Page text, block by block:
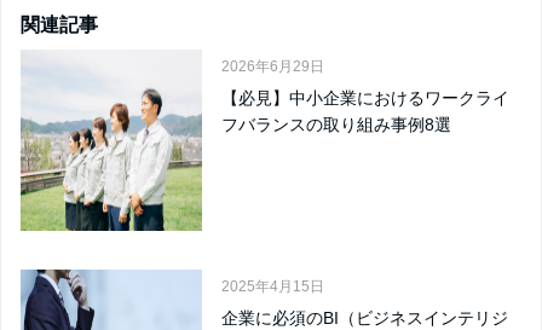
関連記事
2026年6月29日
【必見】中小企業におけるワークライ
フバランスの取り組み事例8選
2025年4月15日
企業に必須のBI（ビジネスインテリジ